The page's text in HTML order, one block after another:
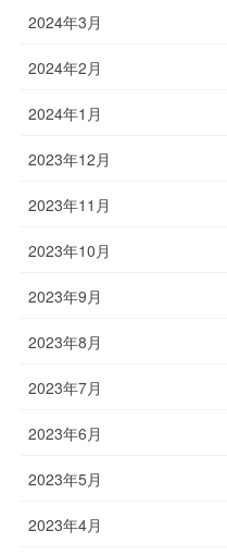
2024年3月
2024年2月
2024年1月
2023年12月
2023年11月
2023年10月
2023年9月
2023年8月
2023年7月
2023年6月
2023年5月
2023年4月